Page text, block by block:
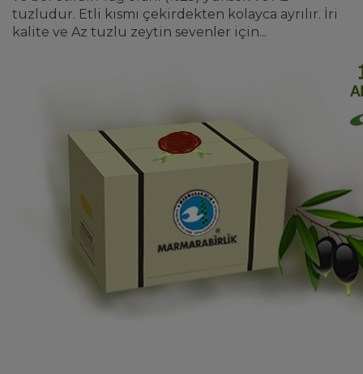
tuzludur. Etli kısmı çekirdekten kolayca ayrılır. İri
kalite ve Az tuzlu zeytin sevenler için...